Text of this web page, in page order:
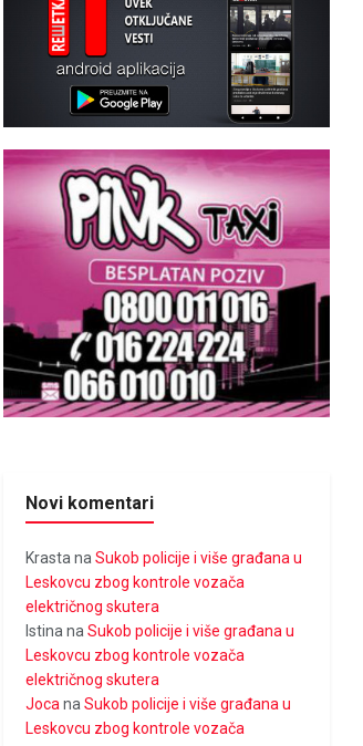
Novi komentari
Krasta naSukob policije i više građana u
Leskovcu zbog kontrole vozača
električnog skutera
Istina naSukob policije i više građana u
Leskovcu zbog kontrole vozača
električnog skutera
Joca naSukob policije i više građana u
Leskovcu zbog kontrole vozača